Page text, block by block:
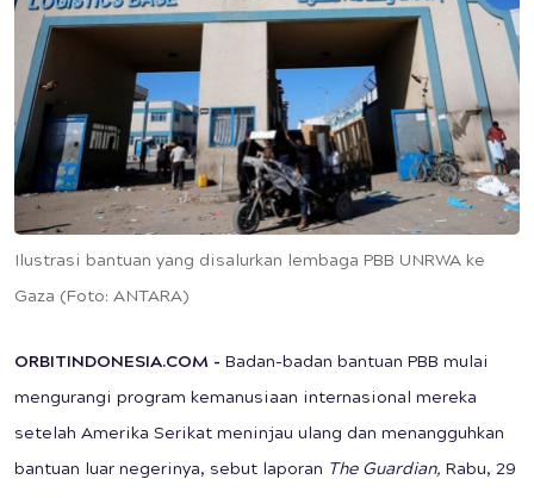
Ilustrasi bantuan yang disalurkan lembaga PBB UNRWA ke
Gaza (Foto: ANTARA)
ORBITINDONESIA.COM - Badan-badan bantuan PBB mulai
mengurangi program kemanusiaan internasional mereka
setelah Amerika Serikat meninjau ulang dan menangguhkan
bantuan luar negerinya, sebut laporan The Guardian, Rabu, 29